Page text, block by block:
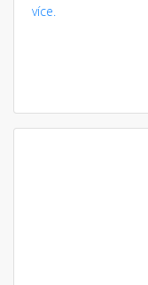
více.